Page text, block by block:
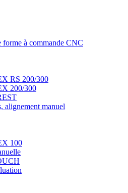
forme à commande CNC
RS 200/300
200/300
alignement manuel
100